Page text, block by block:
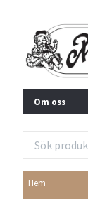
Om oss
Hem